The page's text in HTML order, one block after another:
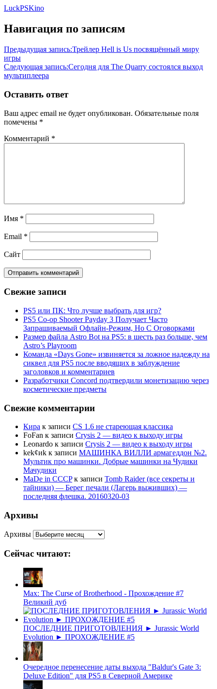
LuckPSKino
Навигация по записям
Предыдущая запись:Трейлер Hell is Us посвящённый миру
игры
Следующая запись:Сегодня для The Quarry состоялся выход
мультиплеера
Оставить ответ
Ваш адрес email не будет опубликован. Обязательные поля
помечены *
Комментарий *
Имя *
Email *
Сайт
Свежие записи
PS5 или ПК: Что лучше выбрать для игр?
PS5 Co-op Shooter Payday 3 Получает Часто
Запрашиваемый Офлайн-Режим, Но С Оговорками
Размер файла Astro Bot на PS5: в шесть раз больше, чем
Astro’s Playroom
Команда «Days Gone» извиняется за ложное надежду на
сиквел для PS5 после вводящих в заблуждение
заголовков и комментариев
Разработчики Concord подтвердили монетизацию через
косметические предметы
Свежие комментарии
Кира к записи CS 1.6 не стареющая классика
FoFan к записи Crysis 2 — видео к выходу игры
Leonardo к записи Crysis 2 — видео к выходу игры
kek¢иk к записи МАШИНКА ВИЛЛИ армагеддон №2.
Мультик про машинки. Добрые машинки на Чудики
Мачудики
MaDe in CCCPк записи Tomb Raider (все секреты и
тайники) — Берег печали (Лагерь выживших) —
последняя флешка. 20160320-03
Архивы
Архивы
Сейчас читают:
Max: The Curse of Brotherhood - Прохождение #7
Великий дуб
ПОСЛЕДНИЕ ПРИГОТОВЛЕНИЯ ► Jurassic World
Evolution ► ПРОХОЖДЕНИЕ #5
Очередное перенесение даты выхода "Baldur's Gate 3:
Deluxe Edition" для PS5 в Северной Америке